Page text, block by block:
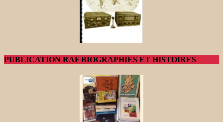
PUBLICATION RAF BIOGRAPHIES ET HISTOIRES